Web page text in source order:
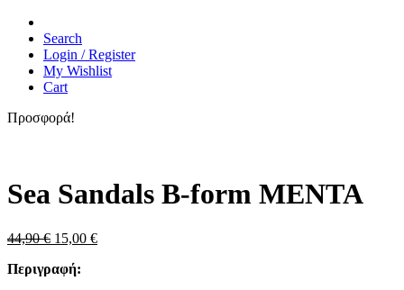
Search
Login / Register
My Wishlist
Cart
Προσφορά!
Sea Sandals B-form MENTA
44,90€ Original
was:
15,00 €Η
Περιγραφή: